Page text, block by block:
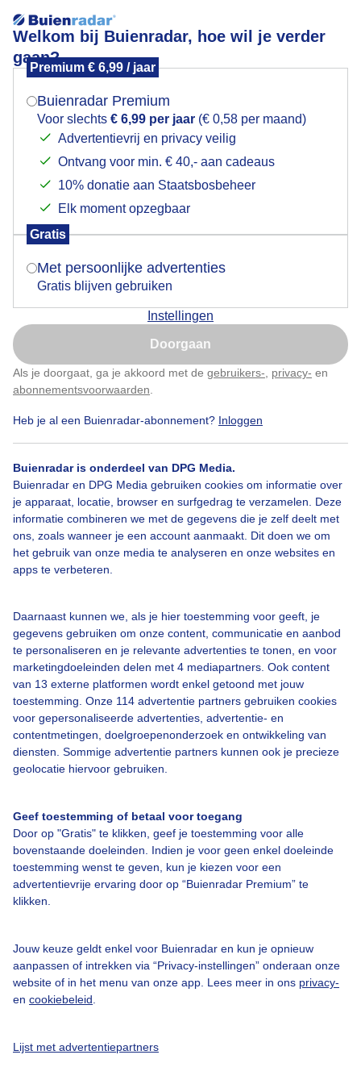
Welkom bij Buienradar, hoe wil je verder
gaan?
Premium € 6,99 / jaar
Buienradar Premium
Voor slechts € 6,99 per jaar (€ 0,58 per maand)
Advertentievrij en privacy veilig
Ontvang voor min. € 40,- aan cadeaus
10% donatie aan Staatsbosbeheer
Elk moment opzegbaar
Gratis
Met persoonlijke advertenties
Gratis blijven gebruiken
Instellingen
Doorgaan
Als je doorgaat, ga je akkoord met de gebruikers- privacy- en
abonnementsvoorwaarden
Heb je al een Buienradar-abonnement? Inloggen
Buienradar is onderdeel van DPG Media.
Buienradar en DPG Media gebruiken cookies om informatie over
je apparaat, locatie, browser en surfgedrag te verzamelen. Deze
informatie combineren we met de gegevens die je zelf deelt met
ons, zoals wanneer je een account aanmaakt. Dit doen we om
het gebruik van onze media te analyseren en onze websites en
apps te verbeteren.
Daarnaast kunnen we, als je hier toestemming voor geeft, je
gegevens gebruiken om onze content, communicatie en aanbod
te personaliseren en je relevante advertenties te tonen, en voor
marketingdoeleinden delen met 4 mediapartners. Ook content
van 13 externe platformen wordt enkel getoond met jouw
toestemming. Onze 114 advertentie partners gebruiken cookies
voor gepersonaliseerde advertenties, advertentie- en
contentmetingen, doelgroepenonderzoek en ontwikkeling van
diensten. Sommige advertentie partners kunnen ook je precieze
geolocatie hiervoor gebruiken.
Geef toestemming of betaal voor toegang
Door op "Gratis" te klikken, geef je toestemming voor alle
bovenstaande doeleinden. Indien je voor geen enkel doeleinde
toestemming wenst te geven, kun je kiezen voor een
advertentievrije ervaring door op “Buienradar Premium” te
klikken.
Jouw keuze geldt enkel voor Buienradar en kun je opnieuw
aanpassen of intrekken via “Privacy-instellingen” onderaan onze
website of in het menu van onze app. Lees meer in ons privacy-
en cookiebeleid
Lijst met advertentiepartners
Na regen kwam zonneschijn mer prachtige
wolkenluchten
Na regen kwam zonneschijn mer prachtige
wolkenluchten
Door: Jos Hebben Gemaakt: 10-06-2026, 29x bekeken
Bekijk slideshow
Een moment geduld aub...
Over Buienradar
Veelgestelde vragen
Contact
Toegankelijkheid
Gebruikersvoorwaarden
Buienradar Team
Privacy beleid
Privacy instellingen
Mogen we je locatie gebruiken voor het
Indien je hier nog geen akkoord op hebt gegeven,
verschijnt er zo een pop-up uit je browser waarin
Is goed, toon de popup
Nu niet, misschien later
Klik hierom dit aan te passen